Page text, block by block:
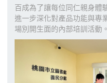
百成為了讓每位同仁親身體
進一步深化對產品功能與專
場別開生面的內部培訓活動。